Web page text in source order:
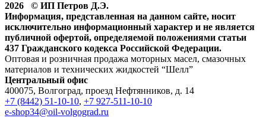
2026 © ИП Петров Д.Э.
Информация, представленная на данном сайте, носит
исключительно информационный характер и не является
публичной офертой, определяемой положениями статьи
437 Гражданского кодекса Российской Федерации.
Оптовая и розничная продажа моторных масел, смазочных
материалов и технических жидкостей “Шелл”
Центральный офис
400075, Волгоград, проезд Нефтянников, д. 14
+7 (8442) 51-10-10, +7 927-511-10-10
e-shop34@oil-volgograd.ru